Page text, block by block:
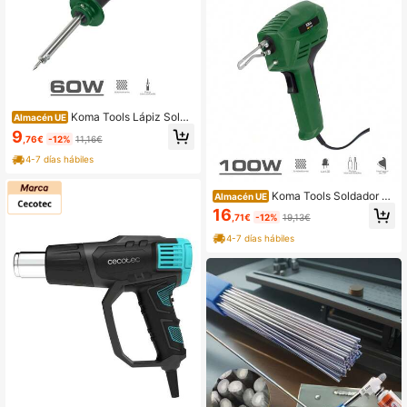
Almacén UE Koma Tools Lápiz Solda
dor, Estándar
9 ,76€ -12% 11,16€
4-7 días hábiles
ldadura para reparaciones BGA, Sin
electricidad para soldadura Succio
nador de soldadura Suministros de
soldadura Accesorios de soldadura
Extractor de estaño Extractor de sol
dadura
Almacén UE Koma Tools Soldador Pi
stola 100 W
16 ,71€ -12% 19,13€
4-7 días hábiles